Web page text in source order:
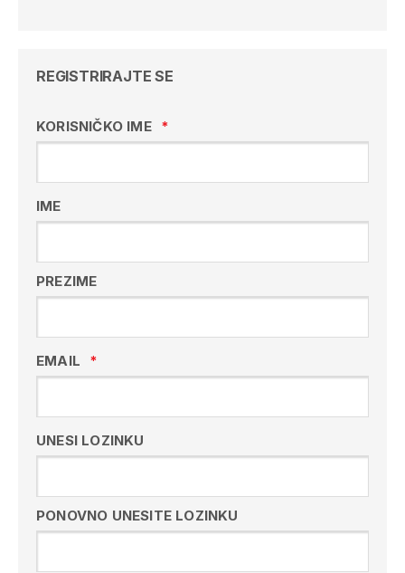
REGISTRIRAJTE SE
KORISNIČKO IME *
IME
PREZIME
EMAIL *
UNESI LOZINKU
PONOVNO UNESITE LOZINKU